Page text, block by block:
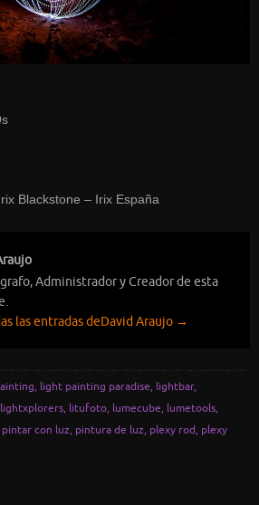
Blackstone – Irix España
Administrador y Creador de esta
las entradas deDavid Araujo →
, light painting paradise, lightbar,
lightxplorers, litufoto, lumecube, lumetools,
pintar con luz, pintura de luz, plexy rod, plexy